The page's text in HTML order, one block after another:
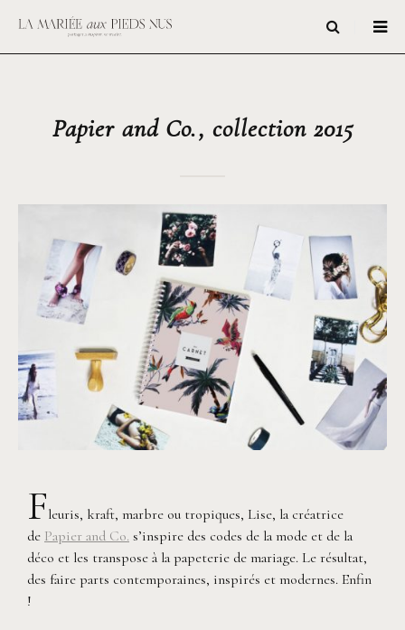
Papier and Co., collection 2015
Fleuris, kraft, marbre ou tropiques, Lise, la créatrice
de Papier and Co. s’inspire des codes de la mode et de la
déco et les transpose à la papeterie de mariage. Le résultat,
des faire parts contemporaines, inspirés et modernes. Enfin
!